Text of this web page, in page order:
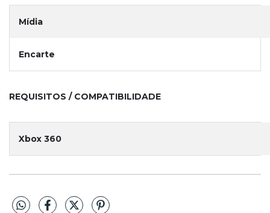
Mídia
Encarte
REQUISITOS / COMPATIBILIDADE
Xbox 360